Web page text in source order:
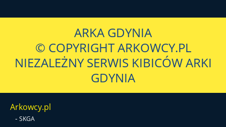
ARKA GDYNIA
© COPYRIGHT ARKOWCY.PL
NIEZALEŻNY SERWIS KIBICÓW ARKI
GDYNIA
Arkowcy.pl
- SKGA